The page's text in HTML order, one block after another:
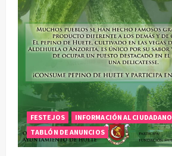
FESTEJOS
INFORMACIÓN AL CIUDADANO
TABLÓN DE ANUNCIOS